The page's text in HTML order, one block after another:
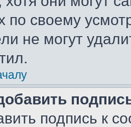
по своему
не могут
подпись к